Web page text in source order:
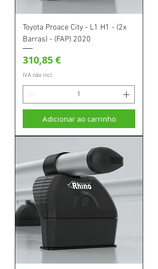
Toyota Proace City - L1 H1 - (2x
Barras) - (FAP) 2020
Preço
310,85 €
IVA não incl.
Adicionar ao carrinho